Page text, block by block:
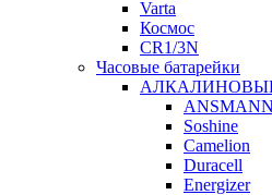
Varta
Космос
CR1/3N
Часовые батарейки
ANSMANN
Soshine
Camelion
Duracell
Energizer